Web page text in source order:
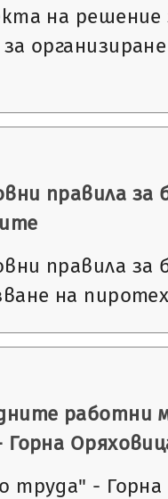
на решение
правила за
правила за
на
работни
труда" -